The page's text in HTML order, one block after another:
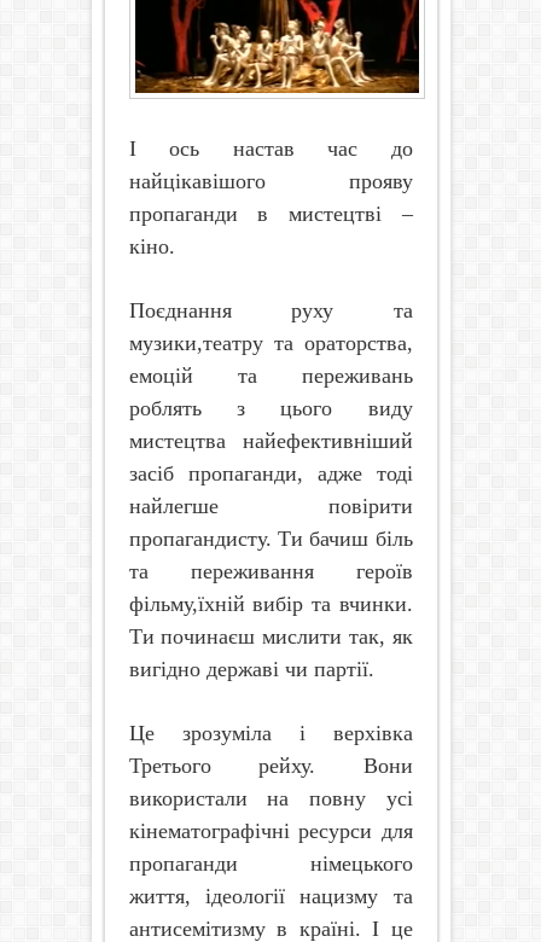
І ось настав час до
найцікавішого прояву
пропаганди в мистецтві –
кіно.
Поєднання руху та
музики,театру та ораторства,
емоцій та переживань
роблять з цього виду
мистецтва найефективніший
засіб пропаганди, адже тоді
найлегше повірити
пропагандисту. Ти бачиш біль
та переживання героїв
фільму,їхній вибір та вчинки.
Ти починаєш мислити так, як
вигідно державі чи партії.
Це зрозуміла і верхівка
Третього рейху. Вони
використали на повну усі
кінематографічні ресурси для
пропаганди німецького
життя, ідеології нацизму та
антисемітизму в країні. І це